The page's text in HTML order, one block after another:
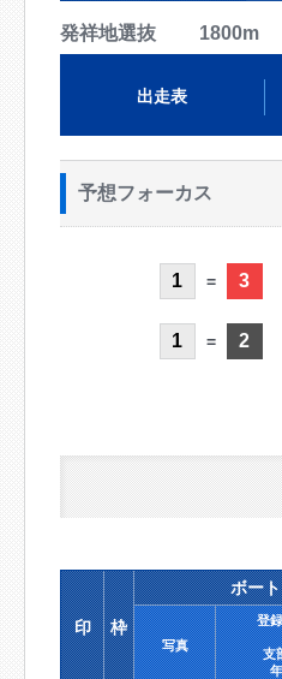
発祥地選抜 1800m
出走表
予想フォーカス
1 = 3
1 = 2
印 枠
ボー
写真
登
支